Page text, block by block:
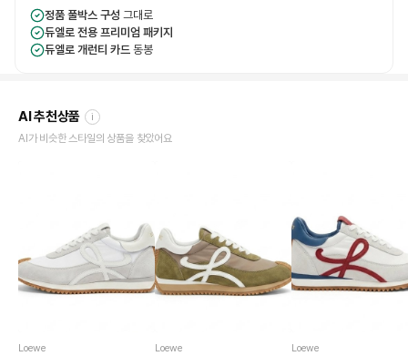
정품 풀박스 구성 그대로
듀엘로 전용 프리미엄 패키지
듀엘로 개런티 카드 동봉
AI 추천상품 i
AI가 비슷한 스타일의 상품을 찾았어요
Loewe Loewe Loewe